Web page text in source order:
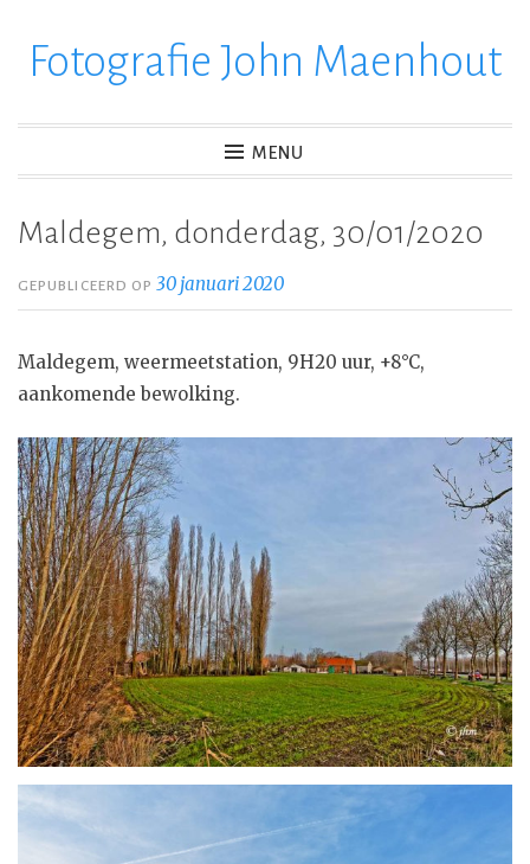
verderFotografie John Maenhout
MENU
Maldegem, donderdag, 30/01/2020
GEPUBLICEERD OP30 januari 2020
Maldegem, weermeetstation, 9H20 uur, +8°C,
aankomende bewolking.